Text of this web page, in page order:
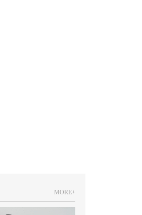
MORE+